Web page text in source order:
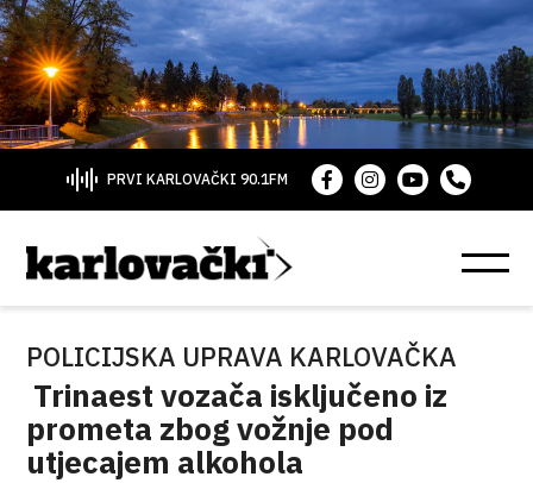
PRVI KARLOVAČKI 90.1FM
POLICIJSKA UPRAVA KARLOVAČKA
Trinaest vozača isključeno iz
prometa zbog vožnje pod
utjecajem alkohola